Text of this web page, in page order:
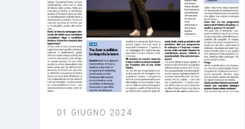
01 GIUGNO 2024